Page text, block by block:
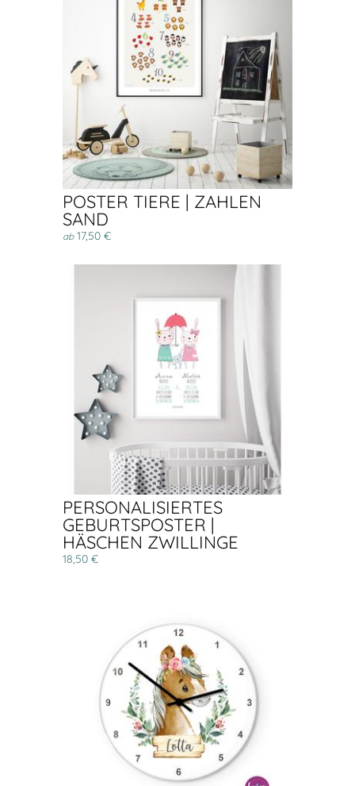
POSTER TIERE | ZAHLEN
SAND
ab17,50 €
PERSONALISIERTES
GEBURTSPOSTER |
HÄSCHEN ZWILLINGE
18,50 €